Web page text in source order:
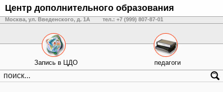
Центр дополнительного образования
Москва, ул. Введенского, д. 1А тел.: +7 (999) 807-87-01
Запись в ЦДО педагоги